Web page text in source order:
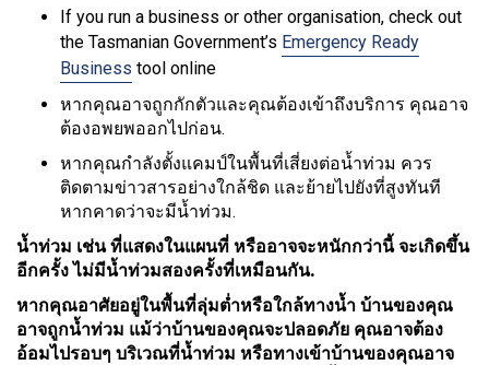
If you run a business or other organisation, check out
the Tasmanian Government’s Emergency Ready
Business tool online
หากคุณอาจถูกกักตัวและคุณต้องเข้าถึงบริการ คุณอาจ
ต้องอพยพออกไปก่อน.
หากคุณกำลังตั้งแคมป์ในพื้นที่เสี่ยงต่อน้ำท่วม ควร
ติดตามข่าวสารอย่างใกล้ชิด และย้ายไปยังที่สูงทันที
หากคาดว่าจะมีน้ำท่วม.
น้ำท่วม เช่น ที่แสดงในแผนที่ หรืออาจจะหนักกว่านี้ จะเกิดขึ้น
อีกครั้ง ไม่มีน้ำท่วมสองครั้งที่เหมือนกัน.
หากคุณอาศัยอยู่ในพื้นที่ลุ่มต่ำหรือใกล้ทางน้ำ บ้านของคุณ
อาจถูกน้ำท่วม แม้ว่าบ้านของคุณจะปลอดภัย คุณอาจต้อง
อ้อมไปรอบๆ บริเวณที่น้ำท่วม หรือทางเข้าบ้านของคุณอาจ